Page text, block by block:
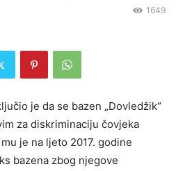
1649
je da se bazen „Dovledžik“
za diskriminaciju čovjeka
je na ljeto 2017. godine
bazena zbog njegove